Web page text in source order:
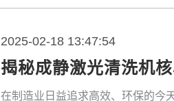
2025-02-18 13:47:54
揭秘成静激光清洗机
在制造业日益追求高效、环保的今